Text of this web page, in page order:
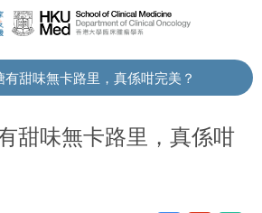
甜味無卡路里，真係咁
甜味無卡路里，真係咁完美？